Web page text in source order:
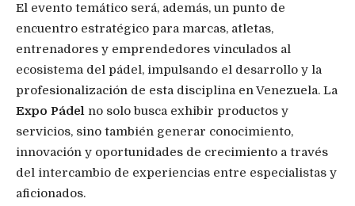
El evento temático será, además, un punto de
encuentro estratégico para marcas, atletas,
entrenadores y emprendedores vinculados al
ecosistema del pádel, impulsando el desarrollo y la
profesionalización de esta disciplina en Venezuela. La
Expo Pádel no solo busca exhibir productos y
servicios, sino también generar conocimiento,
innovación y oportunidades de crecimiento a través
del intercambio de experiencias entre especialistas y
aficionados.